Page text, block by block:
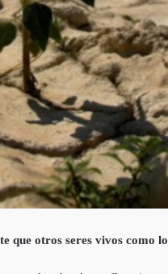
otros seres vivos como